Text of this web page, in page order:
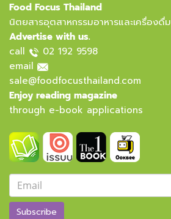
Food Focus Thailand
นิตยสารอุตสาหกรรมอาหารและเครื่องดื่ม
Advertise with us.
call
02 192 9598
email
sale@foodfocusthailand.com
Enjoy reading magazine
through e-book applications
Subscribe